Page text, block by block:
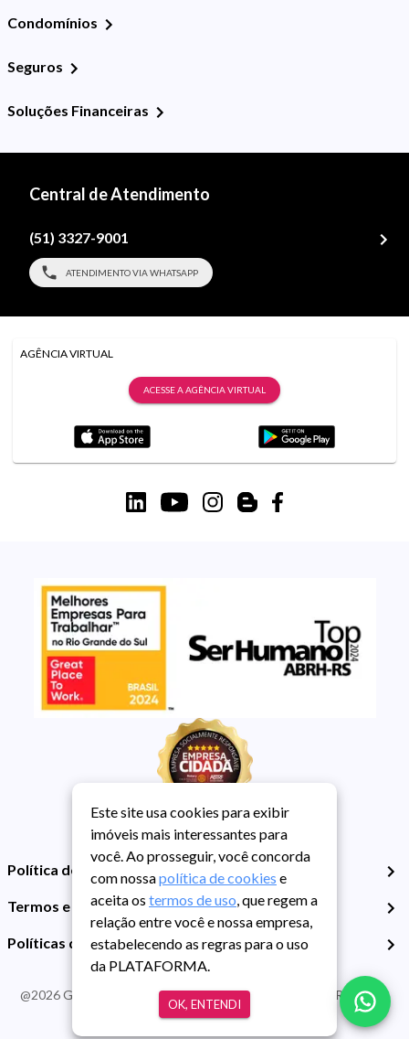
Condomínios
Seguros
Soluções Financeiras
Central de Atendimento
(51) 3327-9001
ATENDIMENTO VIA WHATSAPP
AGÊNCIA VIRTUAL
ACESSE A AGÊNCIA VIRTUAL
Política de Privacidade
Termos e Condições de Uso
Políticas de Cookies
@2026Guarida Imóvel. Todos os direitos reservados. CRECI RS -
413J | CNPJ Guarida: 89.398.606/0001-30
Este site usa cookies para exibir
imóveis mais interessantes para
você. Ao prosseguir, você concorda
com nossapolítica de cookies e
aceita os termos de uso, que regem a
relação entre você e nossa empresa,
estabelecendo as regras para o uso
da PLATAFORMA.
OK, ENTENDI